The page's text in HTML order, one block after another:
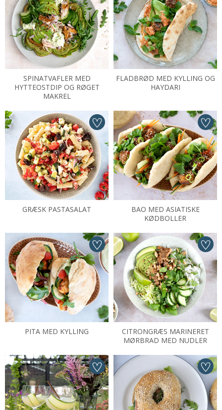
SPINATVAFLER MED
HYTTEOSTDIP OG RØGET
MAKREL
FLADBRØD MED KYLLING OG
HAYDARI
GRÆSK PASTASALAT
BAO MED ASIATISKE
KØDBOLLER
PITA MED KYLLING
CITRONGRÆS MARINERET
MØRBRAD MED NUDLER